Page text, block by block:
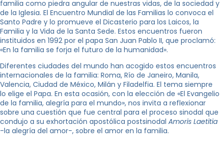
familia como piedra angular de nuestras vidas, de la sociedad y
de la Iglesia. El Encuentro Mundial de las Familias lo convoca el
Santo Padre y lo promueve el Dicasterio para los Laicos, la
Familia y la Vida de la Santa Sede. Estos encuentros fueron
instituidos en 1992 por el papa San Juan Pablo II, que proclamó:
«En la familia se forja el futuro de la humanidad».
Diferentes ciudades del mundo han acogido estos encuentros
internacionales de la familia: Roma, Río de Janeiro, Manila,
Valencia, Ciudad de México, Milán y Filadelfia. El tema siempre
lo elige el Papa. En esta ocasión, con la elección de «El Evangelio
de la familia, alegría para el mundo», nos invita a reflexionar
sobre una cuestión que fue central para el proceso sinodal que
condujo a su exhortación apostólica postsinodal Amoris Laetitia
-la alegría del amor-, sobre el amor en la familia.